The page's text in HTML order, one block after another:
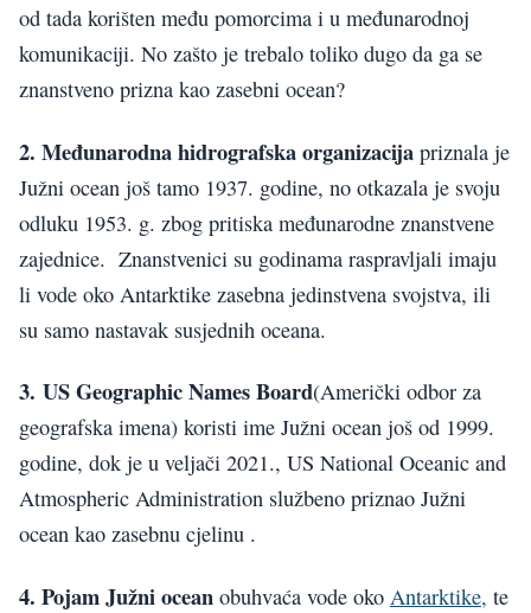
od tada korišten među pomorcima i u međunarodnoj
komunikaciji. No zašto je trebalo toliko dugo da ga se
znanstveno prizna kao zasebni ocean?
2. Međunarodna hidrografska organizacija priznala je
Južni ocean još tamo 1937. godine, no otkazala je svoju
odluku 1953. g. zbog pritiska međunarodne znanstvene
zajednice. Znanstvenici su godinama raspravljali imaju
li vode oko Antarktike zasebna jedinstvena svojstva, ili
su samo nastavak susjednih oceana.
3. US Geographic Names Board(Američki odbor za
geografska imena) koristi ime Južni ocean još od 1999.
godine, dok je u veljači 2021., US National Oceanic and
Atmospheric Administration službeno priznao Južni
ocean kao zasebnu cjelinu .
4. Pojam Južni ocean obuhvaća vode oko Antarktike, te